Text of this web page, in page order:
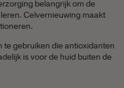
belangrijk om de
Celvernieuwing maakt
te gebruiken die antioxidanten
is voor de huid buiten de